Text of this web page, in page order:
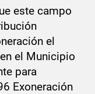
este campo
el
en el Municipio
para
Exoneración